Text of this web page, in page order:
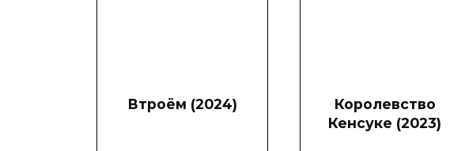
Втроём (2024)
Королевство
Кенсуке (2023)